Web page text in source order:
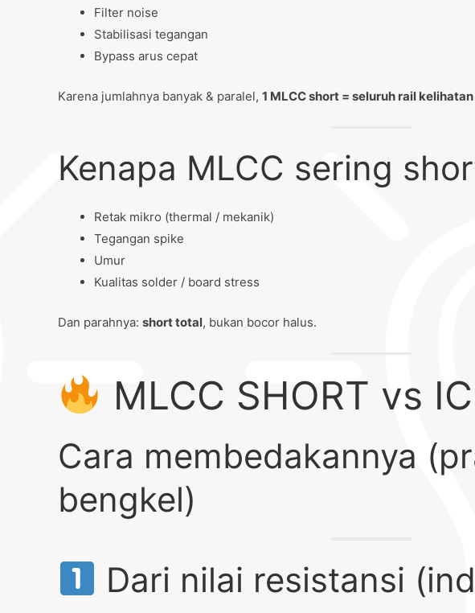
Filter noise
Stabilisasi tegangan
Bypass arus cepat
Karena jumlahnya banyak & paralel, 1 MLCC short = seluruh rail
Kenapa MLCC sering
Retak mikro (thermal / mekanik)
Tegangan spike
Umur
Kualitas solder / board stress
Dan parahnya: short total, bukan bocor halus.
MLCC SHORT vs
Cara membedakannya
bengkel)
Dari nilai resistansi